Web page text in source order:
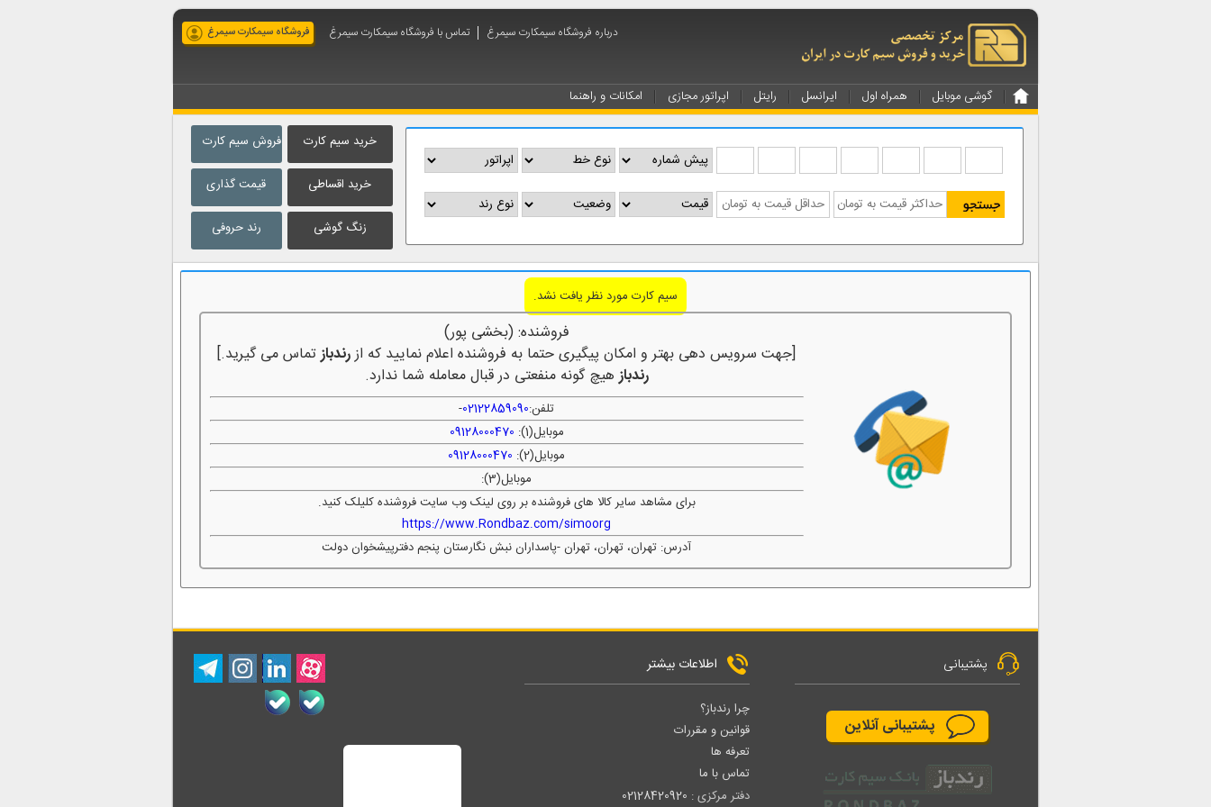
فروشگاه سیمکارت سیمرغ درباره فروشگاه سیمکارت سیمرغ تماس با فروشگاه سیمکارت سیمرغ
گوشی موبایل همراه اول ایرانسل رایتل اپراتور مجازی امکانات و راهنما
فروش سیم کارت
قیمت گذاری
رند حروفی
خرید سیم کارت
خرید اقساطی
زنگ گوشی
سیم کارت مورد نظر یافت نشد.
فروشنده: (بخشی پور)
[جهت سرویس دهی بهتر و امکان پیگیری حتما به فروشنده اعلام نمایید که ازرندبازتماس می گیرید.]
رندبازهیچ گونه منفعتی در قبال معامله شما ندارد.
تلفن:02122859090
-
موبایل(1):
09128000470
موبایل(2):
09128000470
موبایل(3):
برای مشاهد سایر کالا های فروشنده بر روی لینک وب سایت فروشنده کلیلک کنید.
https://www.Rondbaz.com/simoorg
آدرس: تهران، تهران، تهران -پاسداران نبش نگارستان پنجم دفترپیشخوان دولت
پشتیبانی
پشتیبانی آنلاین
اطلاعات بیشتر
چرا رندباز؟
قوانین و مقررات
تعرفه ها
تماس با ما
دفتر مرکزی : 02128420920